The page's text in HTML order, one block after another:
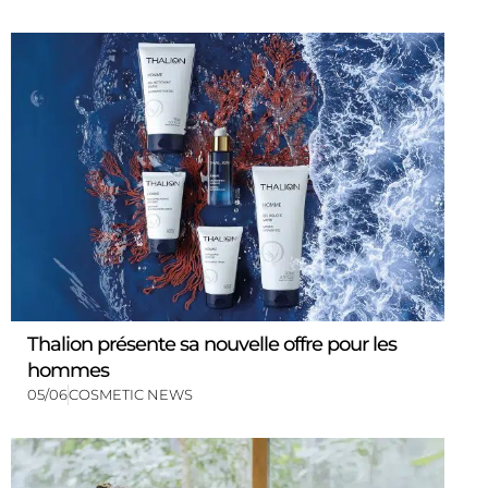
Thalion présente sa nouvelle offre pour les
hommes
05/06COSMETIC NEWS